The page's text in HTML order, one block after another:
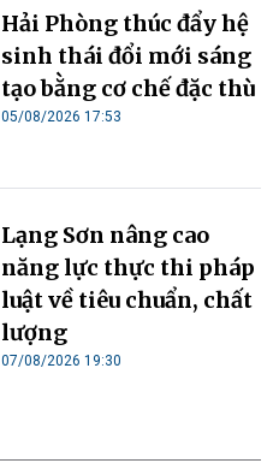
Hải Phòng thúc đẩy hệ
sinh thái đổi mới sáng
tạo bằng cơ chế đặc thù
05/08/2026 17:53
Lạng Sơn nâng cao
năng lực thực thi pháp
luật về tiêu chuẩn, chất
lượng
07/08/2026 19:30